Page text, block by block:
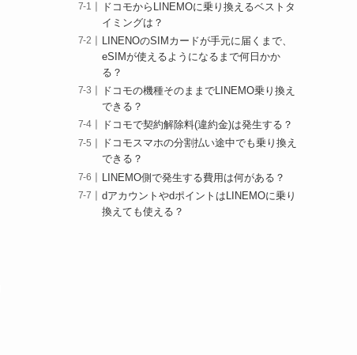
ドコモからLINEMOに乗り換えるベストタ
イミングは？
LINENOのSIMカードが手元に届くまで、
eSIMが使えるようになるまで何日かか
る？
ドコモの機種そのままでLINEMO乗り換え
できる？
ドコモで契約解除料(違約金)は発生する？
ドコモスマホの分割払い途中でも乗り換え
できる？
LINEMO側で発生する費用は何がある？
dアカウントやdポイントはLINEMOに乗り
換えても使える？